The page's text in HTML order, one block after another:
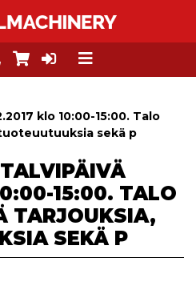
klo 10:00-15:00. Talo
sekä p
15:00. TALO
TARJOUKSIA,
SEKÄ P